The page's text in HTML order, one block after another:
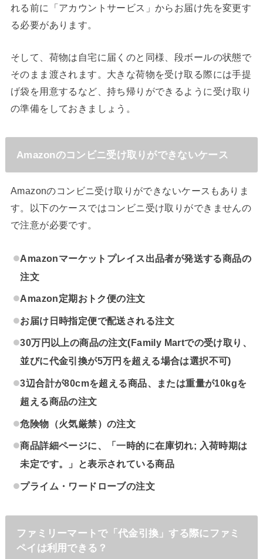
れる前に「アカウントサービス」からお届け先を変更す
る必要があります。
そして、荷物は自宅に届くのと同様、段ボールの状態で
そのまま渡されます。大きな荷物を受け取る際には手提
げ袋を用意するなど、持ち帰りができるように受け取り
の準備をしておきましょう。
Amazonのコンビニ受け取りができないケース
Amazonのコンビニ受け取りができないケースもありま
す。以下のケースではコンビニ受け取りができませんの
で注意が必要です。
Amazonマーケットプレイス出品者が発送する商品の
注文
Amazon定期おトク便の注文
お届け日時指定便で配送される注文
30万円以上の商品の注文(Family Martでの受け取り、
並びに代金引換が5万円を超える場合は選択不可)
3辺合計が80cmを超える商品、または重量が10kgを
超える商品の注文
危険物（火気厳禁）の注文
商品詳細ページに、「一時的に在庫切れ; 入荷時期は
未定です。」と表示されている商品
プライム・ワードローブの注文
ファミリーマートで「代金引換」する際にファミ
ペイは利用できる？